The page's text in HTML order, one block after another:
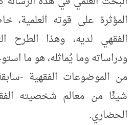
المؤثرة على قوته العلمية،
الفقهي لديه، وهذا الطرح
ودراساته وما يُماثله، هو ما
من الموضوعات الفقهية -
شيئًا من معالم شخصيته
الحضاري.